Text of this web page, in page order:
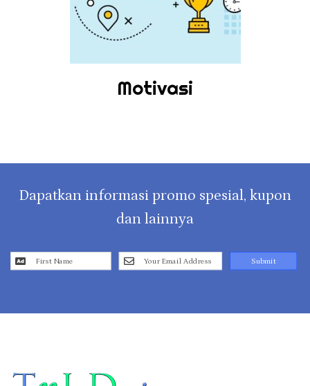
Motivasi
Dapatkan informasi promo spesial, kupon
dan lainnya
Submit